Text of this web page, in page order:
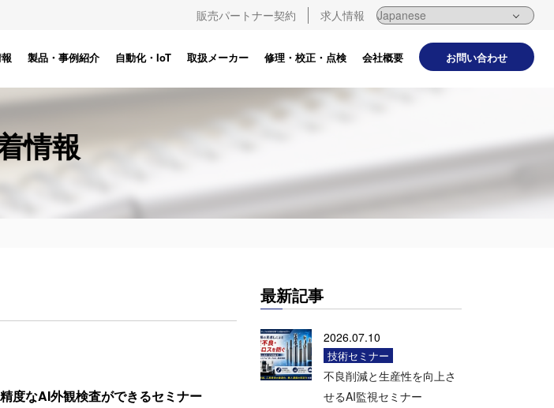
販売パートナー契約 求人情報
製品・事例紹介 自動化・IoT 取扱メーカー 修理・校正・点検 会社概要 お問い合わせ
情報
度なAI外観検査ができるセミナー
最新記事
2026.07.10
技術セミナー
不良削減と生産性を向上さ
せるAI監視セミナー